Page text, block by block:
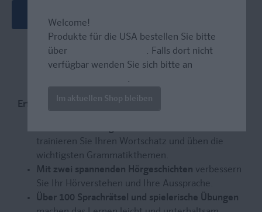
Erfolgreich Italienisch üben
trainieren Sie Ihren Wortschatz und üben die
wichtigsten Grammatikthemen.
Mit zwei spannenden Hörgeschichten verbessern
Sie Ihr Hörverstehen und Ihre Aussprache.
Über 100 Sprachrätsel und spielerische Übungen
Welcome!
Produkte für die USA bestellen Sie bitte
über
. Falls dort nicht
verfügbar wenden Sie sich bitte an
.
Im aktuellen Shop bleiben